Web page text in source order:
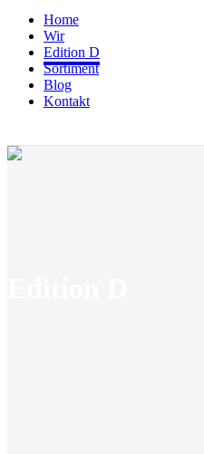
Home
Wir
Edition D
Sortiment
Blog
Kontakt